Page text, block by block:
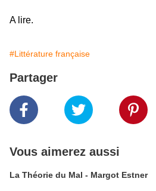
A lire.
#Littérature française
Partager
Vous aimerez aussi
La Théorie du Mal - Margot Estner